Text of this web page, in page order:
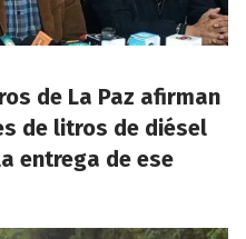
de La Paz afirman
de litros de diésel
entrega de ese